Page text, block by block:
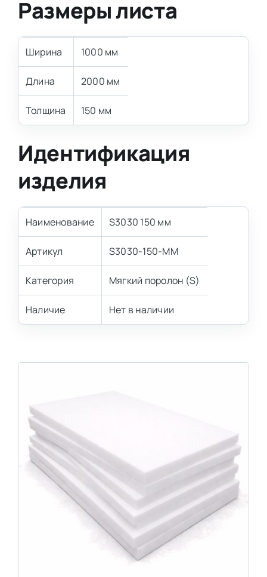
Размеры листа
Ширина 1000 мм
Длина 2000 мм
Толщина 150 мм
Идентификация
изделия
Наименование S3030 150 мм
Артикул S3030-150-MM
Категория Мягкий поролон (S)
Наличие Нет в наличии